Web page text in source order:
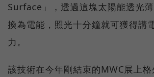
Surface」，透過這塊太陽能透光
換為電能，照光十分鐘就可獲得講
力。
該技術在今年剛結束的MWC展上